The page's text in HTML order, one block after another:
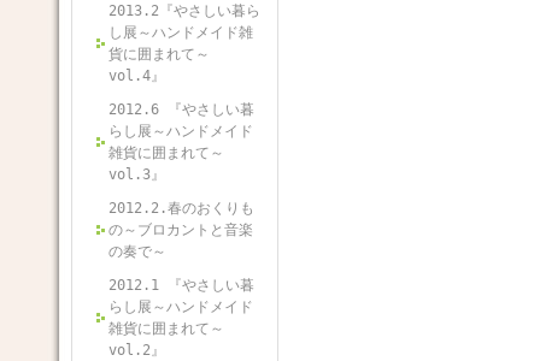
2013.2『やさしい暮ら
し展～ハンドメイド雑
貨に囲まれて～
vol.4』
2012.6 『やさしい暮
らし展～ハンドメイド
雑貨に囲まれて～
vol.3』
2012.2.春のおくりも
の～ブロカントと音楽
の奏で～
2012.1 『やさしい暮
らし展～ハンドメイド
雑貨に囲まれて～
vol.2』